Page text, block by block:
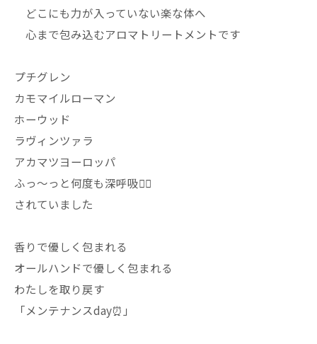
どこにも力が入っていない楽な体へ
心まで包み込むアロマトリートメントです
プチグレン
カモマイルローマン
ホーウッド
ラヴィンツァラ
アカマツヨーロッパ
ふっ〜っと何度も深呼吸😮‍💨
されていました
香りで優しく包まれる
オールハンドで優しく包まれる
わたしを取り戻す
「メンテナンスday⏰」